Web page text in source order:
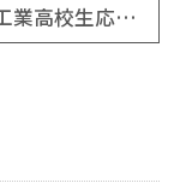
RCCの工業高校生応援企画に協賛しています